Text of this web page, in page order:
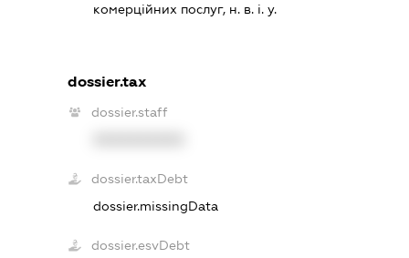
комерційних послуг, н. в. і. у.
dossier.tax
dossier.staff
dossier.taxDebt
dossier.missingData
dossier.esvDebt